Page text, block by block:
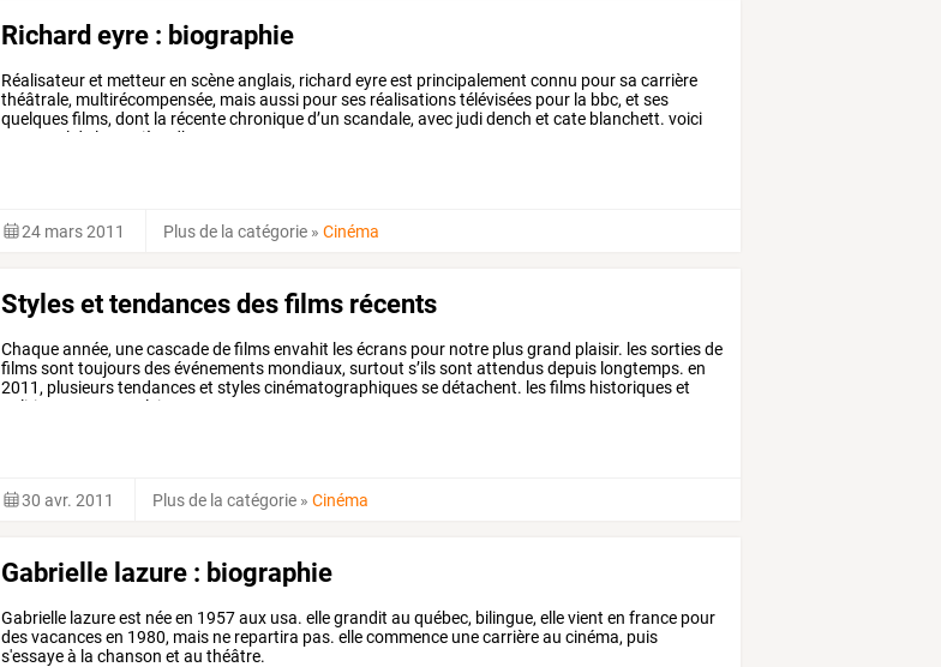
Richard eyre : biographie
Réalisateuret metteuren scèneanglais, richard eyreest principalement connu poursa carrière
théâtrale, multirécompensée, maisaussi pourses réalisationstélévisées pour la bbc, et ses
quelquesfilms, dont la récentechroniqued’un scandale, avec judidench et cate blanchett. voici
survol de la carrière d’un
24 mars 2011 Plus de la catégorie »Cinéma
Styles et tendances des films récents
Chaqueannée, unecascadedefilmsenvahit lesécrans pour notre plusgrand plaisir. lessortiesde
filmssont toujoursdesévénements mondiaux, surtout s’ilssont attendusdepuis longtemps. en
2011, plusieurstendanceset stylescinématographiquessedétachent. lesfilms historiqueset
politiques
plein
30 avr. 2011 Plus de la catégorie »Cinéma
Gabrielle lazure : biographie
Gabrielle lazure est née en 1957 aux usa. elle grandit au québec, bilingue, elle vient en france pour
des vacances en 1980, mais ne repartira pas. elle commence une carrière au cinéma, puis
s'essaye à la chanson et au théâtre.